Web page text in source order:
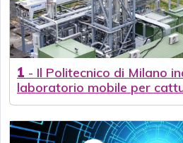
1 - Il Politecnico di Milano
laboratorio mobile per